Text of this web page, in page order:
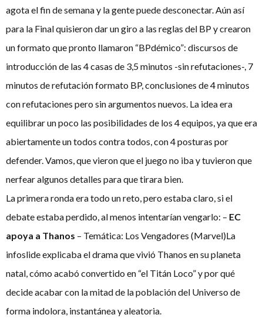
agota el fin de semana y la gente puede desconectar. Aún así
para la Final quisieron dar un giro a las reglas del BP y crearon
un formato que pronto llamaron “BPdémico”: discursos de
introducción de las 4 casas de 3,5 minutos -sin refutaciones-, 7
minutos de refutación formato BP, conclusiones de 4 minutos
con refutaciones pero sin argumentos nuevos. La idea era
equilibrar un poco las posibilidades de los 4 equipos, ya que era
abiertamente un todos contra todos, con 4 posturas por
defender. Vamos, que vieron que el juego no iba y tuvieron que
nerfear algunos detalles para que tirara bien.
La primera ronda era todo un reto, pero estaba claro, si el
debate estaba perdido, al menos intentarían vengarlo: – EC
apoya a Thanos – Temática: Los Vengadores (Marvel)La
infoslide explicaba el drama que vivió Thanos en su planeta
natal, cómo acabó convertido en “el Titán Loco” y por qué
decide acabar con la mitad de la población del Universo de
forma indolora, instantánea y aleatoria.